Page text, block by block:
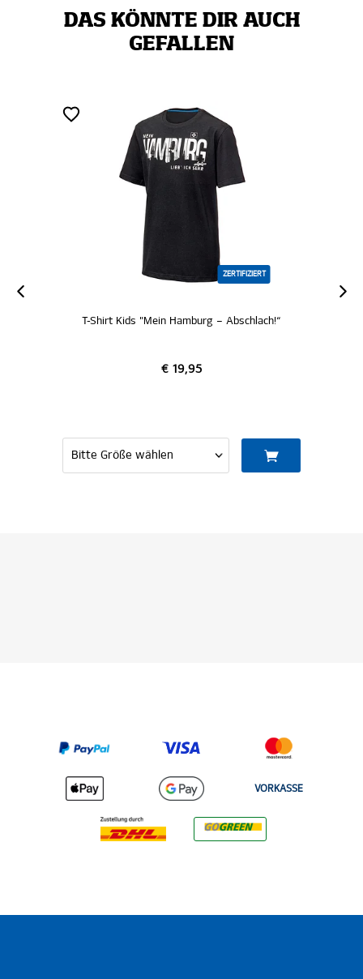
DAS KÖNNTE DIR AUCH
GEFALLEN
ZERTIFIZIERT
T-Shirt Kids "Mein Hamburg – Abschlach!“
€ 19,95
VORKASSE